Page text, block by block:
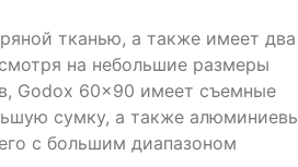
тканью, а также имеет два
на небольшие размеры
Godox 60×90 имеет съемные
сумку, а также
с большим диапазоном